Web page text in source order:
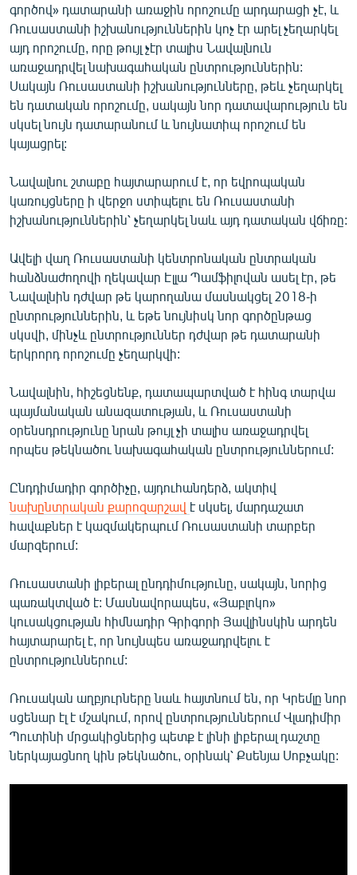
«Ազատության» բոլոր կայքերը
գործով» դատարանի առաջին որոշումը արդարացի չէ, և
Ռուսաստանի իշխանություններին կոչ էր արել չեղարկել
այդ որոշումը, որը թույլ չէր տալիս Նավալնուն
առաջադրվել նախագահական ընտրություններին:
Սակայն Ռուսաստանի իշխանությունները, թեև չեղարկել
են դատական որոշումը, սակայն նոր դատավարություն են
սկսել նույն դատարանում և նույնատիպ որոշում են
կայացրել:
Նավալնու շտաբը հայտարարում է, որ եվրոպական
կառույցները ի վերջո ստիպելու են Ռուսաստանի
իշխանություններին՝ չեղարկել նաև այդ դատական վճիռը:
Ավելի վաղ Ռուսաստանի կենտրոնական ընտրական
հանձնաժողովի ղեկավար Էլլա Պամֆիլովան ասել էր, թե
Նավալնին դժվար թե կարողանա մասնակցել 2018-ի
ընտրություններին, և եթե նույնիսկ նոր գործընթաց
սկսվի, մինչև ընտրություններ դժվար թե դատարանի
երկրորդ որոշումը չեղարկվի:
Նավալնին, հիշեցնենք, դատապարտված է հինգ տարվա
պայմանական անազատության, և Ռուսաստանի
օրենսդրությունը նրան թույլ չի տալիս առաջադրվել
որպես թեկնածու նախագահական ընտրություններում:
Ընդդիմադիր գործիչը, այդուհանդերձ, ակտիվ
նախընտրական քարոզարշավ է սկսել, մարդաշատ
հավաքներ է կազմակերպում Ռուսաստանի տարբեր
մարզերում:
Ռուսաստանի լիբերալ ընդդիմությունը, սակայն, նորից
պառակտված է: Մասնավորապես, «Յաբլոկո»
կուսակցության հիմնադիր Գրիգորի Յավլինսկին արդեն
հայտարարել է, որ նույնպես առաջադրվելու է
ընտրություններում:
Ռուսական աղբյուրները նաև հայտնում են, որ Կրեմլը նոր
սցենար էլ է մշակում, որով ընտրություններում Վլադիմիր
Պուտինի մրցակիցներից պետք է լինի լիբերալ դաշտը
ներկայացնող կին թեկնածու, օրինակ՝ Քսենյա Սոբչակը: